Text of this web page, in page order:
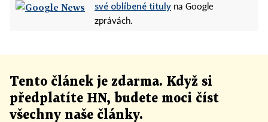
své oblíbené tituly na Google
zprávách.
Tento článek je zdarma. Když si
předplatíte HN, budete moci číst
všechny naše články.